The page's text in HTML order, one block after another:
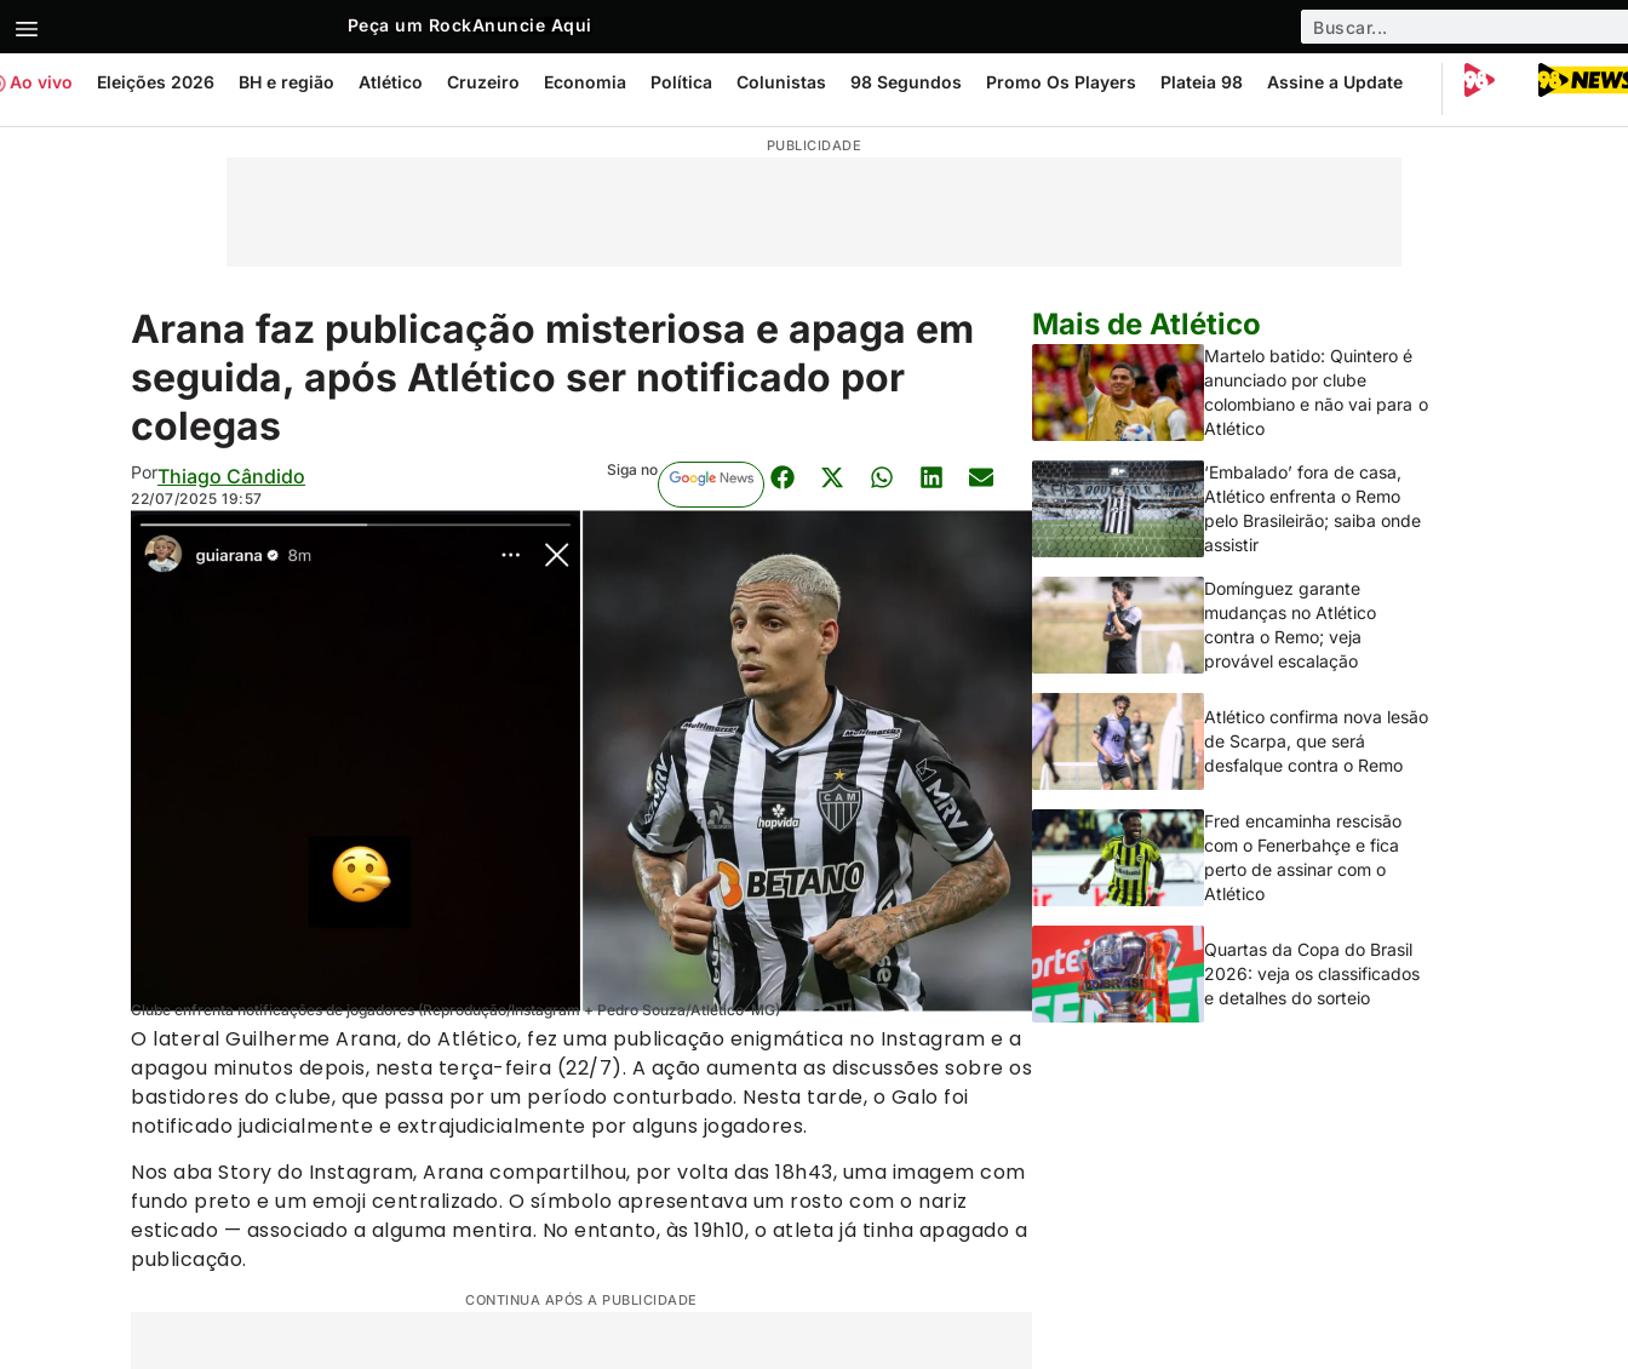
Peça um RockAnuncie Aqui
Ao vivo Eleições 2026 BH e região Atlético Cruzeiro Economia Política Colunistas 98 Segundos Promo Os Players Plateia 98 Assine a Update
PUBLICIDADE
Arana faz publicação misteriosa e apaga em
seguida, após Atlético ser notificado por
colegas
PorThiago Cândido
22/07/2025 19:57
Siga no
Clube enfrenta notificações de jogadores (Reprodução/Instagram + Pedro Souza/Atlético-MG)
O lateral Guilherme Arana, do Atlético, fez uma publicação enigmática no Instagram e a
apagou minutos depois, nesta terça-feira (22/7). A ação aumenta as discussões sobre os
bastidores do clube, que passa por um período conturbado. Nesta tarde, o Galo foi
notificado judicialmente e extrajudicialmente por alguns jogadores.
Nos aba Story do Instagram, Arana compartilhou, por volta das 18h43, uma imagem com
fundo preto e um emoji centralizado. O símbolo apresentava um rosto com o nariz
esticado — associado a alguma mentira. No entanto, às 19h10, o atleta já tinha apagado a
publicação.
CONTINUA APÓS A PUBLICIDADE
Mais de Atlético
Martelo batido: Quintero é
anunciado por clube
colombiano e não vai para o
Atlético
‘Embalado’ fora de casa,
Atlético enfrenta o Remo
pelo Brasileirão; saiba onde
assistir
Domínguez garante
mudanças no Atlético
contra o Remo; veja
provável escalação
Atlético confirma nova lesão
de Scarpa, que será
desfalque contra o Remo
Fred encaminha rescisão
com o Fenerbahçe e fica
perto de assinar com o
Atlético
Quartas da Copa do Brasil
2026: veja os classificados
e detalhes do sorteio